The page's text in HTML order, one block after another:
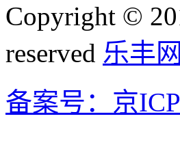
Copyright ©
reserved 乐丰网
备案号：京